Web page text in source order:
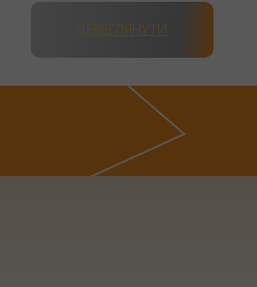
ПЕРЕГЛЯНУТИ